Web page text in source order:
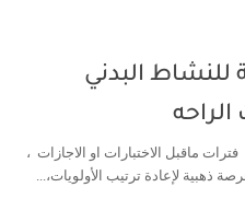
البدني
ماقبل الاختبارات او الاجازات ،
ذهبية لإعادة ترتيب الأولويات،...